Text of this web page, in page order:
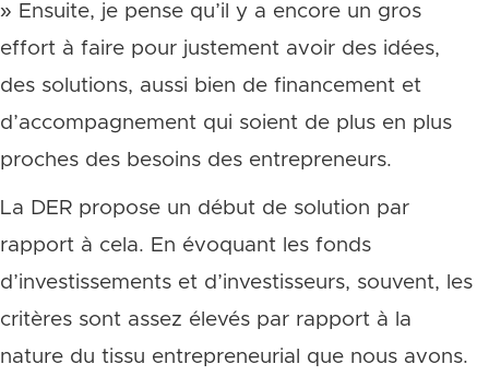
» Ensuite, je pense qu’il y a encore un gros
effort à faire pour justement avoir des idées,
des solutions, aussi bien de financement et
d’accompagnement qui soient de plus en plus
proches des besoins des entrepreneurs.
La DER propose un début de solution par
rapport à cela. En évoquant les fonds
d’investissements et d’investisseurs, souvent, les
critères sont assez élevés par rapport à la
nature du tissu entrepreneurial que nous avons.